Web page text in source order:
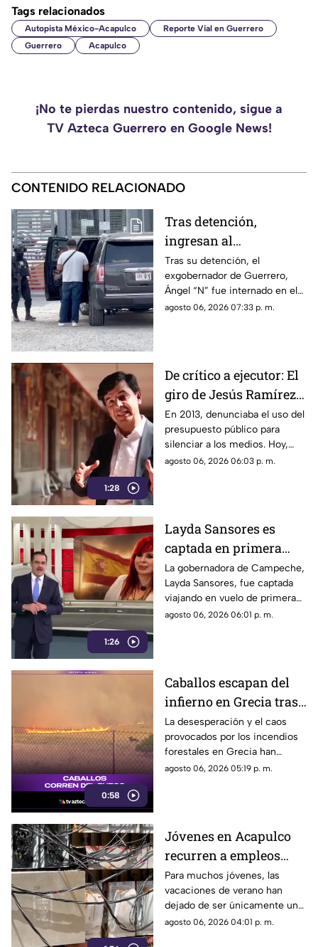
Tags relacionados
Autopista México-Acapulco
Reporte Vial en Guerrero
Guerrero
Acapulco
¡No te pierdas nuestro contenido, sigue a
TV Azteca Guerrero en Google News!
CONTENIDO RELACIONADO
Tras detención,
ingresan al
exgobernador Ángel
"N" al penal del
Altiplano
Tras su detención, el
exgobernador de Guerrero,
Ángel “N” fue internado en el
penal del Altiplano; esto es lo
agosto 06, 2026 07:33 p. m.
1:28
De crítico a ejecutor: El
giro de Jesús Ramírez
Cuevas sobre la
censura y la publicidad
oficial
En 2013, denunciaba el uso del
presupuesto público para
silenciar a los medios. Hoy,
Jesús Ramírez Cuevas es
agosto 06, 2026 06:03 p. m.
1:26
Layda Sansores es
captada en primera
clase rumbo a España
junto a la directora del
DIF
La gobernadora de Campeche,
Layda Sansores, fue captada
viajando en vuelo de primera
clase con destino a España en
agosto 06, 2026 06:01 p. m.
0:58
Caballos escapan del
infierno en Grecia tras
cuatro días de
incendios
descontrolados
La desesperación y el caos
provocados por los incendios
forestales en Grecia han
dejado imágenes
agosto 06, 2026 05:19 p. m.
Jóvenes en Acapulco
recurren a empleos
temporales ante el
próximo ciclo escolar
Para muchos jóvenes, las
vacaciones de verano han
dejado de ser únicamente un
periodo de descanso y
agosto 06, 2026 04:01 p. m.